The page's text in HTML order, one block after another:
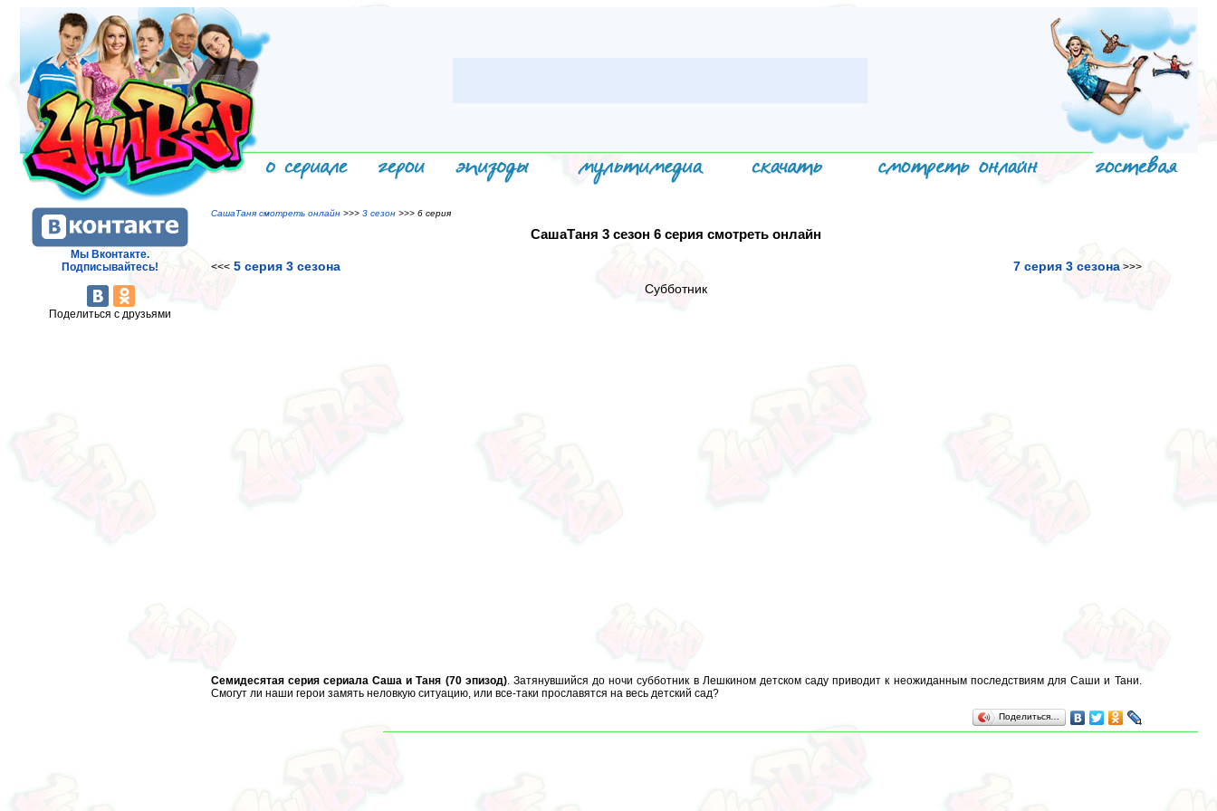
Мы Вконтакте.
Подписывайтесь!
Поделиться с друзьями
СашаТаня смотреть онлайн>>> 3 сезон>>> 6 серия
СашаТаня 3 сезон 6 серия смотреть онлайн
<<< 5 серия 3 сезона 7 серия 3 сезона>>>
Субботник
Семидесятая серия сериала Саша и Таня (70 эпизод). Затянувшийся до ночи субботник в Лешкином детском саду приводит к неожиданным последствиям для Саши и Тани.
Смогут ли наши герои замять неловкую ситуацию, или все-таки прославятся на весь детский сад?
Поделиться…